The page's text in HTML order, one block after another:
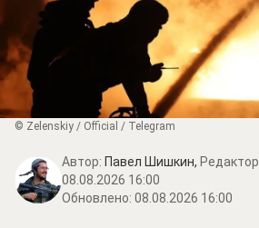
© Zеlеnskiу / Оfficiаl / Telegram
Автор: Павел Шишкин, Редактор
08.08.2026 16:00
Обновлено: 08.08.2026 16:00